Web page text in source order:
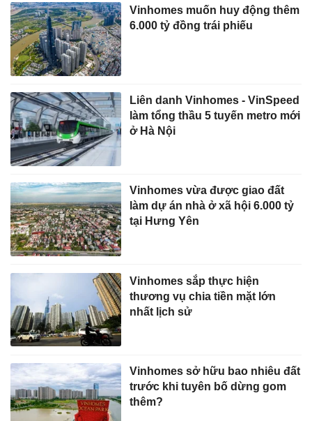
Vinhomes muốn huy động thêm
6.000 tỷ đồng trái phiếu
Liên danh Vinhomes - VinSpeed
làm tổng thầu 5 tuyến metro mới
ở Hà Nội
Vinhomes vừa được giao đất
làm dự án nhà ở xã hội 6.000 tỷ
tại Hưng Yên
Vinhomes sắp thực hiện
thương vụ chia tiền mặt lớn
nhất lịch sử
Vinhomes sở hữu bao nhiêu đất
trước khi tuyên bố dừng gom
thêm?